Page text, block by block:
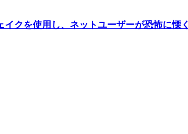
クを使用し、ネットユーザーが恐怖に慄く